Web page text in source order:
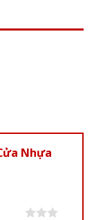
Nhựa